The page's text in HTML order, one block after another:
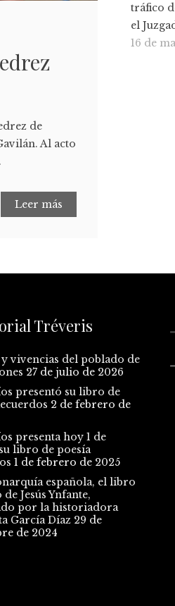
de
Al acto
Leer más
tráfico
el
16 de
Tréveris
vivencias del poblado de
27 de julio de 2026
presentó su libro de
2 de febrero de
presenta hoy 1 de
libro de poesía
1 de febrero de 2025
española, el libro
Jesús Ynfante,
por la historiadora
García Díaz 29 de
de 2024